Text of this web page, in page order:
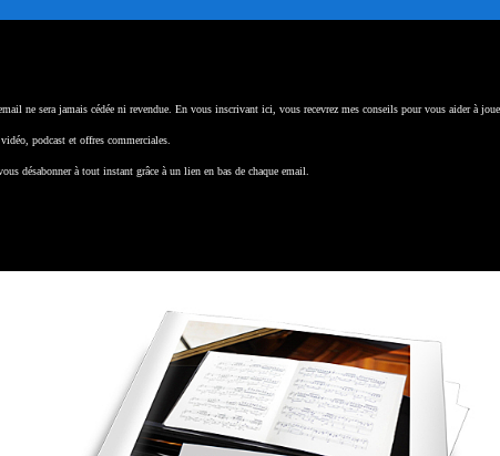
difficulté: c
temps. On a cette difficulté si on plaque, si on décale,
ici et surtout en niveau 2 et 3.
J’apprends d’abord les accords plaqués. Et
Et je fais en sorte que les 2 notes soient exactement en
souple parce que ça dépend beaucoup de ça.Une
les accords. Si vous voulez voir un exemple, à la fin
exercice que précédemment, mais avec la main
autre morceau.
ne sera jamais cédée ni revendue. En vous inscrivant ici, vous recevrez mes conseils pour vous aider à
podcast et offres commerciales.
désabonner à tout instant grâce à un lien en bas de chaque email.